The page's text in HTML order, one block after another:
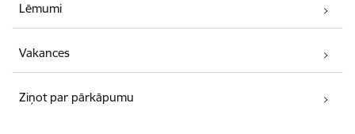
Lēmumi
Vakances
Ziņot par pārkāpumu